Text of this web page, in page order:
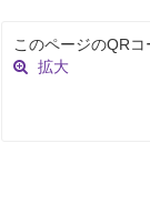
このページのQRコ
拡大